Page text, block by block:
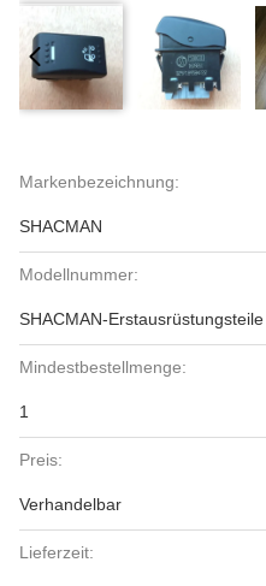
Markenbezeichnung:
SHACMAN
Modellnummer:
SHACMAN-Erstausrüstungsteile
Mindestbestellmenge:
1
Preis:
Verhandelbar
Lieferzeit: